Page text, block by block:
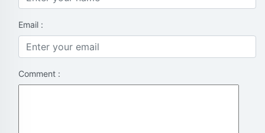
Email :
Comment :